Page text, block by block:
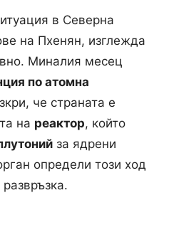
в Северна
на Пхенян, изглежда
Миналия месец
по атомна
че страната е
на реактор, който
за ядрени
определи този ход
развръзка.